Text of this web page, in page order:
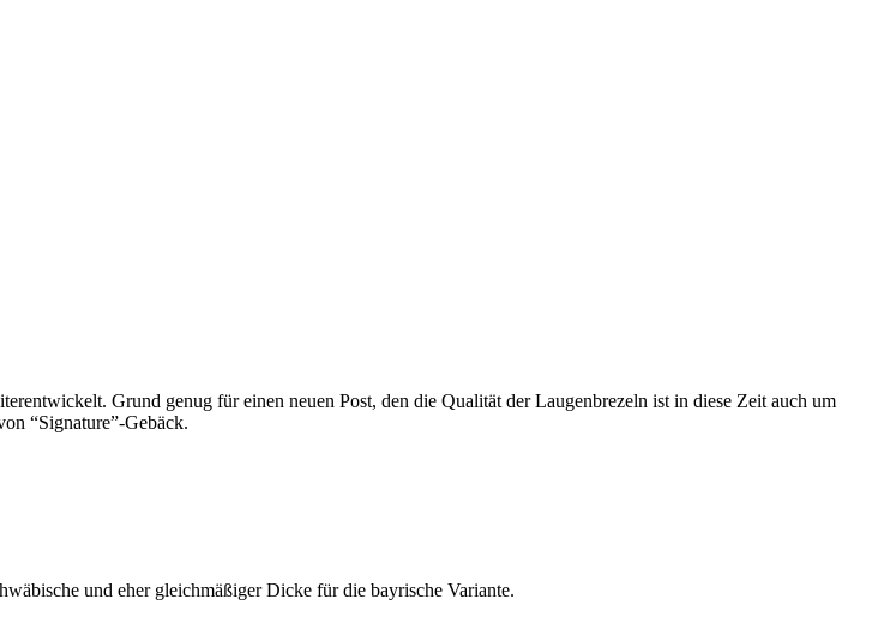
Grund genug für einen neuen Post, den die Qualität der Laugenbrezeln ist in diese Zeit auch um
“Signature”-Gebäck.
und eher gleichmäßiger Dicke für die bayrische Variante.